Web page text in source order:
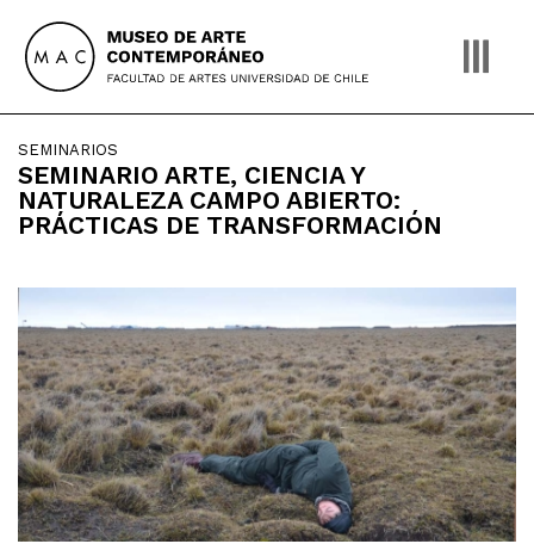
content
SEMINARIOS
SEMINARIO ARTE, CIENCIA Y
NATURALEZA CAMPO ABIERTO:
PRÁCTICAS DE TRANSFORMACIÓN